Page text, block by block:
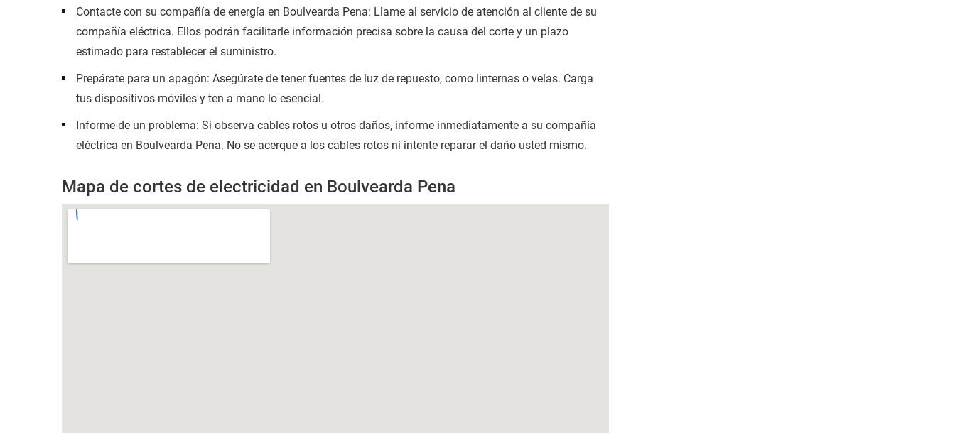
Contacte con su compañía de energía en Boulvearda Pena: Llame al servicio de atención al cliente de su
compañía eléctrica. Ellos podrán facilitarle información precisa sobre la causa del corte y un plazo
estimado para restablecer el suministro.
Prepárate para un apagón: Asegúrate de tener fuentes de luz de repuesto, como linternas o velas. Carga
tus dispositivos móviles y ten a mano lo esencial.
Informe de un problema: Si observa cables rotos u otros daños, informe inmediatamente a su compañía
eléctrica en Boulvearda Pena. No se acerque a los cables rotos ni intente reparar el daño usted mismo.
Mapa de cortes de electricidad en Boulvearda Pena